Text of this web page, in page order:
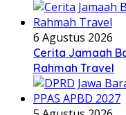
6 Agustus 2026
Cerita Jamaah
Rahmah Travel